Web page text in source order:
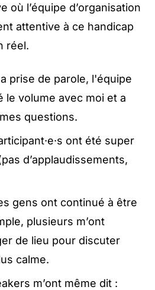
où l’équipe d’organisation
attentive à ce handicap
réel.
prise de parole, l'équipe
le volume avec moi et a
questions.
ont été super
d’applaudissements,
gens ont continué à être
plusieurs m’ont
de lieu pour discuter
calme.
m’ont même dit :